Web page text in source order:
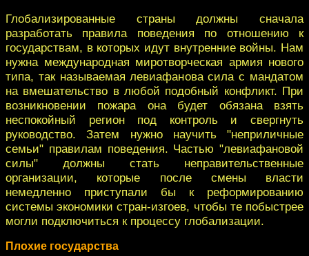
Глобализированные страны должны сначала
разработать правила поведения по отношению к
государствам, в которых идут внутренние войны. Нам
нужна международная миротворческая армия нового
типа, так называемая левиафанова сила с мандатом
на вмешательство в любой подобный конфликт. При
возникновении пожара она будет обязана взять
неспокойный регион под контроль и свергнуть
руководство. Затем нужно научить "неприличные
семьи" правилам поведения. Частью "левиафановой
силы" должны стать неправительственные
организации, которые после смены власти
немедленно приступали бы к реформированию
системы экономики стран-изгоев, чтобы те побыстрее
могли подключиться к процессу глобализации.
Плохие государства